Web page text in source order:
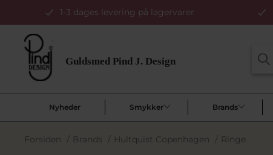
1-3 dages levering på lagervarer
Nyheder Smykker Brands
Forsiden / Brands / Hultquist Copenhagen / Ringe